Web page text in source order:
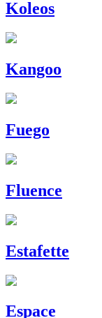
Koleos
Kangoo
Fuego
Fluence
Estafette
Espace